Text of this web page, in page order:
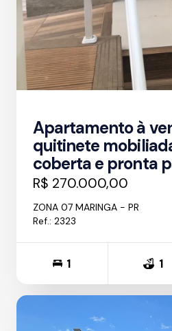
Apartamento à
quitinete
coberta e pronta
R$ 270.000,00
ZONA 07 MARINGA - PR
Ref.: 2323
1 1